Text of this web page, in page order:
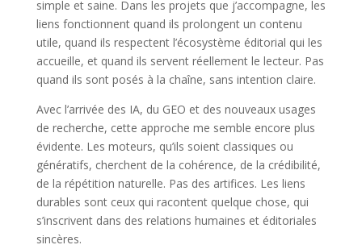
simple et saine. Dans les projets que j’accompagne, les
liens fonctionnent quand ils prolongent un contenu
utile, quand ils respectent l’écosystème éditorial qui les
accueille, et quand ils servent réellement le lecteur. Pas
quand ils sont posés à la chaîne, sans intention claire.
Avec l’arrivée des IA, du GEO et des nouveaux usages
de recherche, cette approche me semble encore plus
évidente. Les moteurs, qu’ils soient classiques ou
génératifs, cherchent de la cohérence, de la crédibilité,
de la répétition naturelle. Pas des artifices. Les liens
durables sont ceux qui racontent quelque chose, qui
s’inscrivent dans des relations humaines et éditoriales
sincères.